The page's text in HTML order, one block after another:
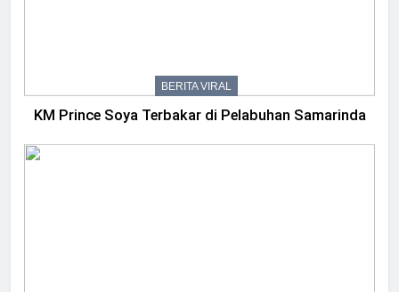
BERITA VIRAL
KM Prince Soya Terbakar di Pelabuhan Samarinda